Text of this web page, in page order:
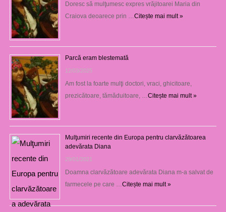
Doresc să mulţumesc expres vrăjitoarei Maria din
Craiova deoarece prin …Citește mai mult »
Parcă eram blestemată
12/03/2025
Am fost la foarte mulţi doctori, vraci, ghicitoare,
prezicătoare, tămăduitoare, …Citește mai mult »
Mulţumiri recente din Europa pentru clarvăzătoarea
adevărata Diana
29/01/2021
Doamna clarvăzătoare adevărata Diana m-a salvat de
farmecele pe care …Citește mai mult »